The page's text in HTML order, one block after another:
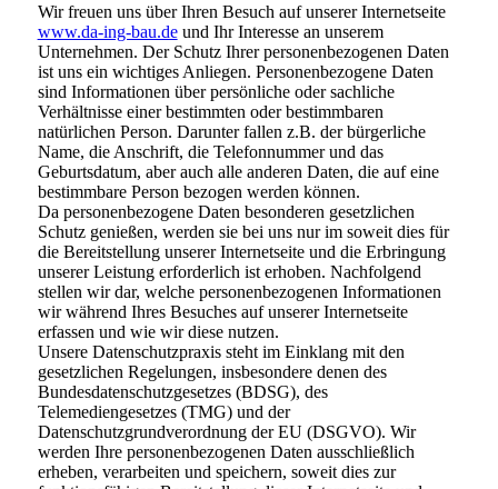
Wir freuen uns über Ihren Besuch auf unserer Internetseite
www.da-ing-bau.deund Ihr Interesse an unserem
Unternehmen. Der Schutz Ihrer personenbezogenen Daten
ist uns ein wichtiges Anliegen. Personenbezogene Daten
sind Informationen über persönliche oder sachliche
Verhältnisse einer bestimmten oder bestimmbaren
natürlichen Person. Darunter fallen z.B. der bürgerliche
Name, die Anschrift, die Telefonnummer und das
Geburtsdatum, aber auch alle anderen Daten, die auf eine
bestimmbare Person bezogen werden können.
Da personenbezogene Daten besonderen gesetzlichen
Schutz genießen, werden sie bei uns nur im soweit dies für
die Bereitstellung unserer Internetseite und die Erbringung
unserer Leistung erforderlich ist erhoben. Nachfolgend
stellen wir dar, welche personenbezogenen Informationen
wir während Ihres Besuches auf unserer Internetseite
erfassen und wie wir diese nutzen.
Unsere Datenschutzpraxis steht im Einklang mit den
gesetzlichen Regelungen, insbesondere denen des
Bundesdatenschutzgesetzes (BDSG), des
Telemediengesetzes (TMG) und der
Datenschutzgrundverordnung der EU (DSGVO). Wir
werden Ihre personenbezogenen Daten ausschließlich
erheben, verarbeiten und speichern, soweit dies zur